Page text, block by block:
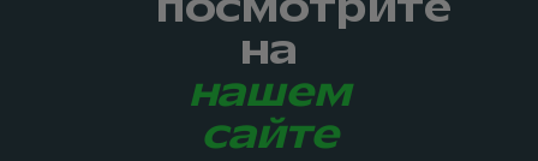
на
нашем
сайте